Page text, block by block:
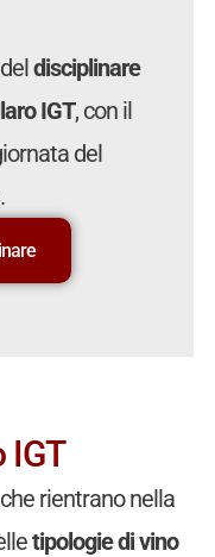
disciplinare
IGT, con il
del
IGT
rientrano nella
tipologie di vino